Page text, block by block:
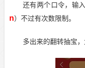
还有两个口令，输
n）不过有次数限制。
多出来的翻转抽宝